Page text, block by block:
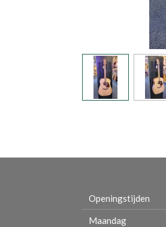
Openingstijden
Maandag